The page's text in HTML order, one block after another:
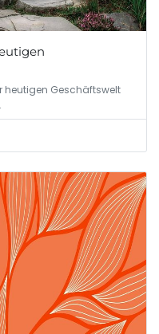
heutigen Geschäftswelt